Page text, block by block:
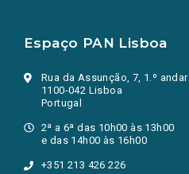
Espaço PAN Lisboa
Rua da Assunção, 7, 1.º andar
1100-042 Lisboa
Portugal
2ª a 6ª das 10h00 às 13h00
e das 14h00 às 16h00
+351 213 426 226